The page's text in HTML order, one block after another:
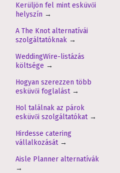
Kerüljön fel mint esküvői
helyszín →
A The Knot alternatívái
szolgáltatóknak →
WeddingWire-listázás
költsége →
Hogyan szerezzen több
esküvői foglalást→
Hol találnak az párok
esküvői szolgáltatókat→
Hirdesse catering
vállalkozását→
Aisle Planner alternatívák
→